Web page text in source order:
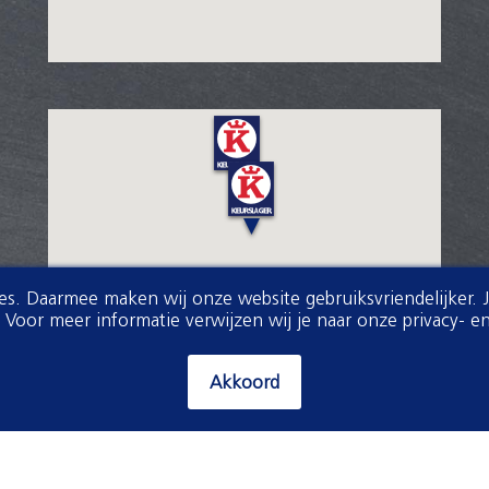
Daarmee maken wij onze website
Voor meer informatie verwijzen wij je naar onze privacy-
Akkoord